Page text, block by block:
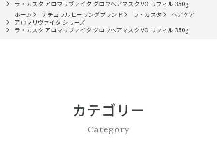
ラ・カスタ アロマリヴァイタ グロウヘアマスク VO リフィル 350g
ホーム
ナチュラルヒーリングブランド ラ・カスタ
ヘアケア
アロマリヴァイタ シリーズ
ラ・カスタ アロマリヴァイタ グロウヘアマスク VO リフィル 350g
カテゴリー
Category